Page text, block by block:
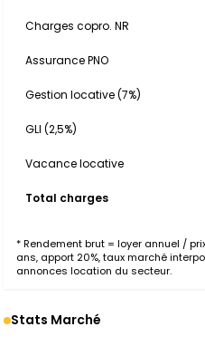
Charges copro. NR
Assurance PNO
Gestion locative (7%)
GLI (2,5%)
Vacance locative
Total charges
* Rendement brut = loyer annuel /
ans, apport 20%, taux marché
annonces location du secteur.
Stats Marché